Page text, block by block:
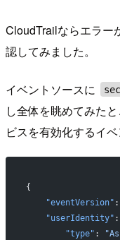
CloudTrailならエラー
認してみました。
イベントソースに
し全体を眺めてみたと
ビスを有効化するイベ
{
    "eventVersion"
:
    "userIdentity"
        "type"
: